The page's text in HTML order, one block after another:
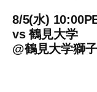
8/5(水)
vs鶴見大学
@鶴見大学獅